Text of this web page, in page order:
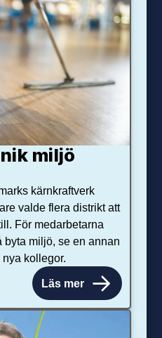
miljö
kärnkraftverk
valde flera distrikt att
För medarbetarna
byta miljö, se en annan
kollegor.
Läs mer